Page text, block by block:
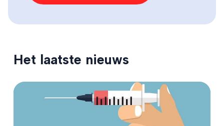
Het laatste nieuws